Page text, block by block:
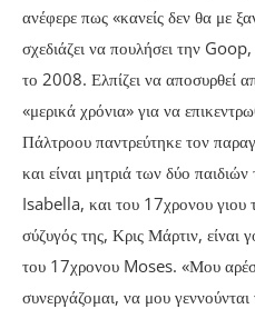
ανέφερε πως «κανείς δεν θα με
σχεδιάζει να πουλήσει την Goop,
το 2008. Ελπίζει να αποσυρθεί
«μερικά χρόνια» για να
Πάλτροου παντρεύτηκε τον
και είναι μητριά των δύο
Isabella, και του 17χρονου
σύζυγός της, Κρις Μάρτιν, είναι
του 17χρονου Moses. «Μου
συνεργάζομαι, να μου